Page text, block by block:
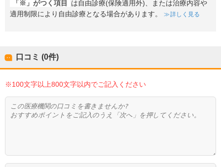
「※」がつく項目
は自由診療(保険適用外)、または治療内容や
適用制限により自由診療となる場合があります。
詳しく見る
口コミ (0件)
※100文字以上800文字以内でご記入ください